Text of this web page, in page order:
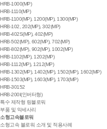
HRB-1000(MP)
HRB-1110(MP)
HRB-1100(MP), 1200(MP), 1300(MP)
HRB-102, 202(MP), 302(MP)
HRB-402S(MP), 402(MP)
HRB-502(MP), 602(MP), 702(MP)
HRB-802(MP), 902(MP), 1002(MP)
HRB-1102(MP), 1202(MP)
HRB-1112(MP), 1212(MP)
HRB-1302(MP), 1402(MP), 1502(MP), 1602(MP)
HRB-1503(MP), 1603(MP), 1703(MP)
HRB-30152
HRB-200I(인버터형)
특수 제작형 링블로워
부품 및 악세사리
소형고속블로워
소형고속 블로워 소개 및 적용사례